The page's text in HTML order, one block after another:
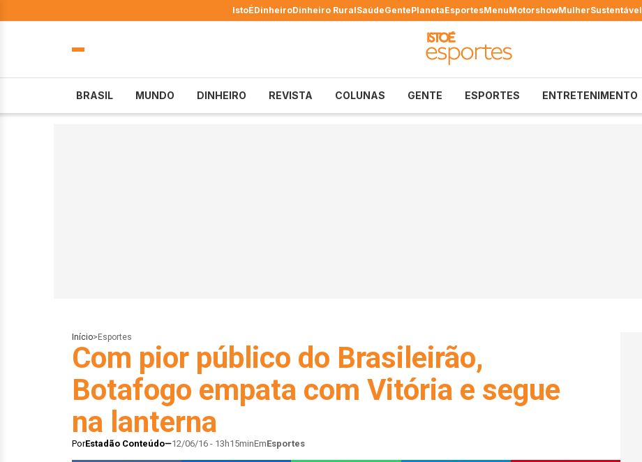
IstoÉDinheiroDinheiro RuralSaúdeGentePlanetaEsportesMenuMotorshowMulherSustentável
BRASIL MUNDO DINHEIRO REVISTA COLUNAS GENTE ESPORTES ENTRETENIMENTO
Início> Esportes
Com pior público do Brasileirão,
Botafogo empata com Vitória e segue
na lanterna
PorEstadão Conteúdo 12/06/16 - 13h15minEmEsportes